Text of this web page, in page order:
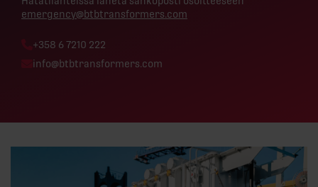
emergency@btbtransformers.com
Phone:
+358 6 7210 222
Email:
info@btbtransformers.com